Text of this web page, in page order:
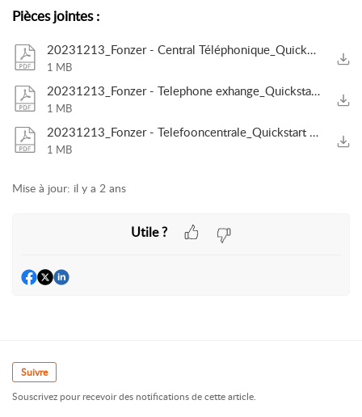
Pièces jointes:
20231213_Fonzer - Central Téléphonique_Quickstart _ Connexion (2FA)_utilisateur.pdf
1 MB
20231213_Fonzer - Telephone exhange_Quickstart _ Login (2FA)_user.pdf
1 MB
20231213_Fonzer - Telefooncentrale_Quickstart _ Login (2FA)_gebruiker.pdf
1 MB
Mise à jour: il y a 2 ans
Utile ?
Suivre
Souscrivez pour recevoir des notifications de cette article.